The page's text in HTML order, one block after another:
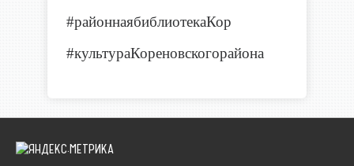
#районнаябиблиотекаКор
#культураКореновскогорайона